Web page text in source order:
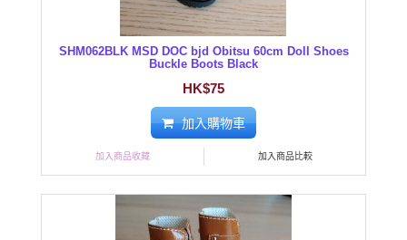
SHM062BLK MSD DOC bjd Obitsu 60cm Doll Shoes
Buckle Boots Black
HK$75
加入購物車
加入商品收藏 加入商品比較